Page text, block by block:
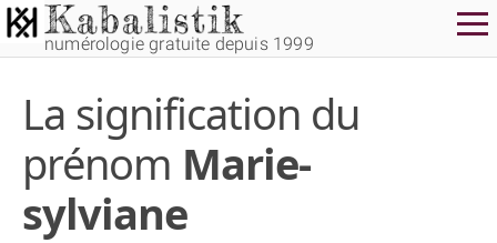
numérologie gratuite depuis 1999
La signification du
prénom Marie-
sylviane